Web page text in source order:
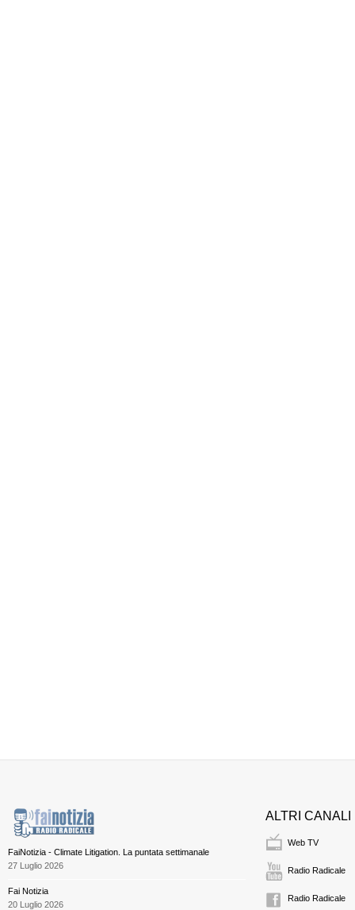
FaiNotizia - Climate Litigation. La puntata settimanale
27 Luglio 2026
Fai Notizia
20 Luglio 2026
ALTRI CANALI
Web TV
Radio Radicale
Radio Radicale